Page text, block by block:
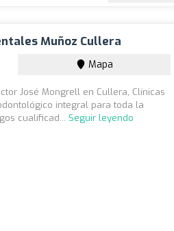
Muñoz Cullera
Mapa
José Mongrell en Cullera, Clínicas
integral para toda la
cualificad... Seguir leyendo